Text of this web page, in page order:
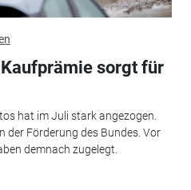
sorgt für
hat im Juli stark angezogen.
der Förderung des Bundes. Vor
demnach zugelegt.